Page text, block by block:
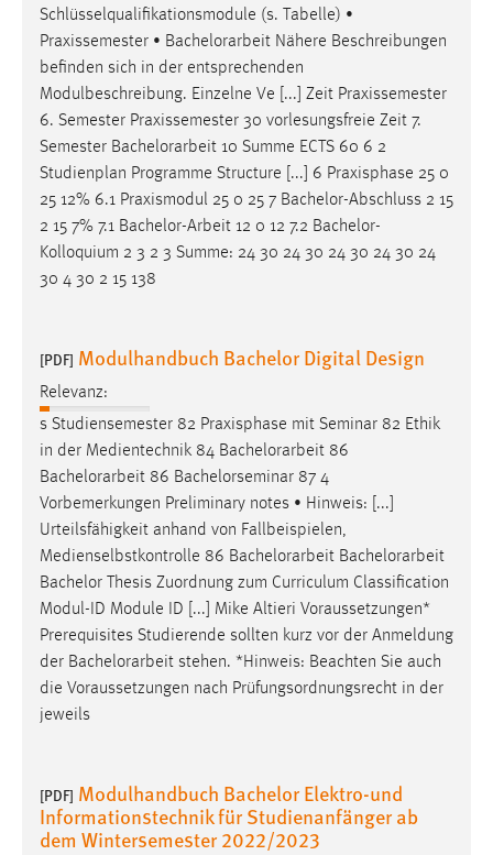
Schlüsselqualifikationsmodule (s. Tabelle) •
Praxissemester • Bachelorarbeit Nähere Beschreibungen
befinden sich in der entsprechenden
Modulbeschreibung. Einzelne Ve [...] Zeit Praxissemester
6. Semester Praxissemester 30 vorlesungsfreie Zeit 7.
Semester Bachelorarbeit 10 Summe ECTS 60 6 2
Studienplan Programme Structure [...] 6 Praxisphase 25 0
25 12% 6.1 Praxismodul 25 0 25 7 Bachelor-Abschluss 2 15
2 15 7% 7.1 Bachelor-Arbeit 12 0 12 7.2 Bachelor-
Kolloquium 2 3 2 3 Summe: 24 30 24 30 24 30 24 30 24
30 4 30 2 15 138
[PDF] Modulhandbuch Bachelor Digital Design
Relevanz:
s Studiensemester 82 Praxisphase mit Seminar 82 Ethik
in der Medientechnik 84 Bachelorarbeit 86
Bachelorarbeit 86 Bachelorseminar 87 4
Vorbemerkungen Preliminary notes • Hinweis: [...]
Urteilsfähigkeit anhand von Fallbeispielen,
Medienselbstkontrolle 86 Bachelorarbeit Bachelorarbeit
Bachelor Thesis Zuordnung zum Curriculum Classification
Modul-ID Module ID [...] Mike Altieri Voraussetzungen*
Prerequisites Studierende sollten kurz vor der Anmeldung
der Bachelorarbeit stehen. *Hinweis: Beachten Sie auch
die Voraussetzungen nach Prüfungsordnungsrecht in der
jeweils
[PDF] Modulhandbuch Bachelor Elektro-und
Informationstechnik für Studienanfänger ab
dem Wintersemester 2022/2023